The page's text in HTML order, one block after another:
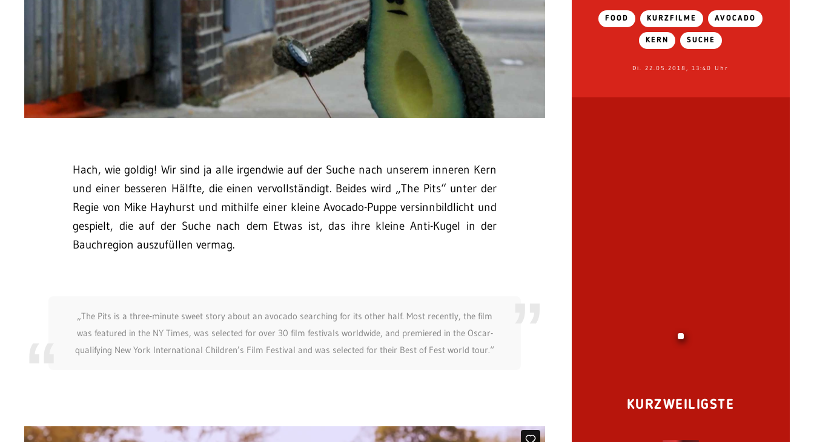
Hach, wie goldig! Wir sind ja alle irgendwie auf der Suche nach unserem inneren Kern
und einer besseren Hälfte, die einen vervollständigt. Beides wird „The Pits“ unter der
Regie von Mike Hayhurst und mithilfe einer kleine Avocado-Puppe versinnbildlicht und
gespielt, die auf der Suche nach dem Etwas ist, das ihre kleine Anti-Kugel in der
Bauchregion auszufüllen vermag.
„The Pits is a three-minute sweet story about an avocado searching for its other half. Most recently, the film
was featured in the NY Times, was selected for over 30 film festivals worldwide, and premiered in the Oscar-
qualifying New York International Children’s Film Festival and was selected for their Best of Fest world tour.“
FOOD KURZFILME AVOCADO
KERN SUCHE
Di. 22.05.2018, 13:40 Uhr
KURZWEILIGSTE